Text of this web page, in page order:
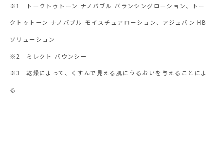
※1 トークトゥトーン ナノバブル バランシングローション、トー
クトゥトーン ナノバブル モイスチュアローション、アジュバン HB
ソリューション
※2 ミレクト バウンシー
※3 乾燥によって、くすんで見える肌にうるおいを与えることによ
る